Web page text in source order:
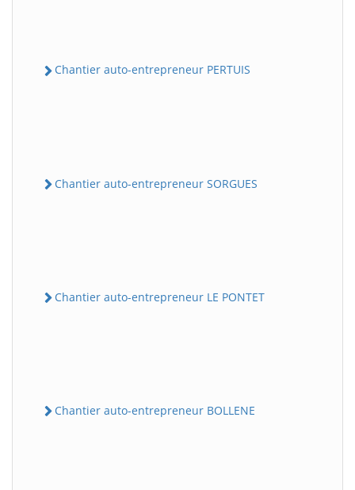
Chantier auto-entrepreneur PERTUIS
Chantier auto-entrepreneur SORGUES
Chantier auto-entrepreneur LE PONTET
Chantier auto-entrepreneur BOLLENE